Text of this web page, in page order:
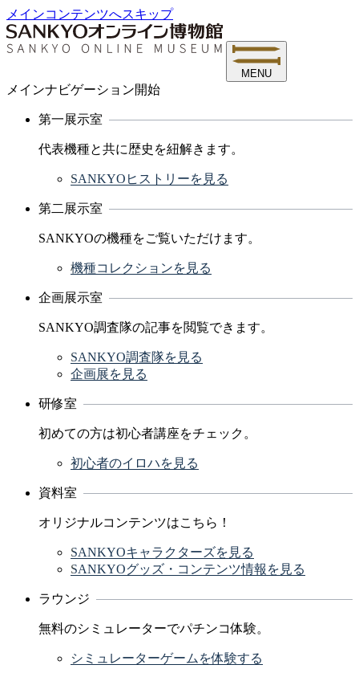
メインコンテンツへスキップ
MENU
メインナビゲーション開始
第一展示室
代表機種と共に歴史を紐解きます。
SANKYOヒストリーを見る
第二展示室
SANKYOの機種をご覧いただけます。
機種コレクションを見る
企画展示室
SANKYO調査隊の記事を閲覧できます。
SANKYO調査隊を見る
企画展を見る
研修室
初めての方は初心者講座をチェック。
初心者のイロハを見る
資料室
オリジナルコンテンツはこちら！
SANKYOキャラクターズを見る
SANKYOグッズ・コンテンツ情報を見る
ラウンジ
無料のシミュレーターでパチンコ体験。
シミュレーターゲームを体験する